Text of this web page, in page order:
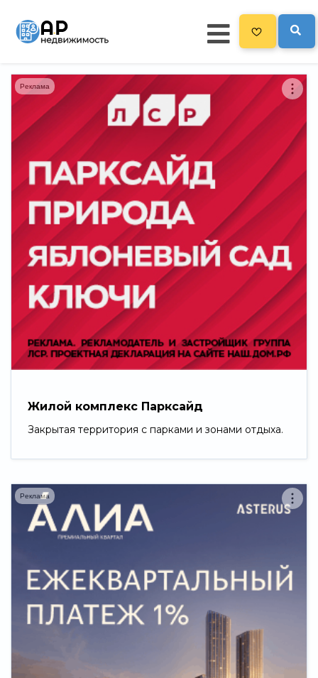
Главная
Все новостройки 3300
Новостройки на карте
Блог
Черный список ЖК
Рекламодателям
Политика конфиденциальности
Карта сайта
Жилой комплекс Парксайд
Закрытая территория с парками и зонами отдыха.
Реклама
Реклама